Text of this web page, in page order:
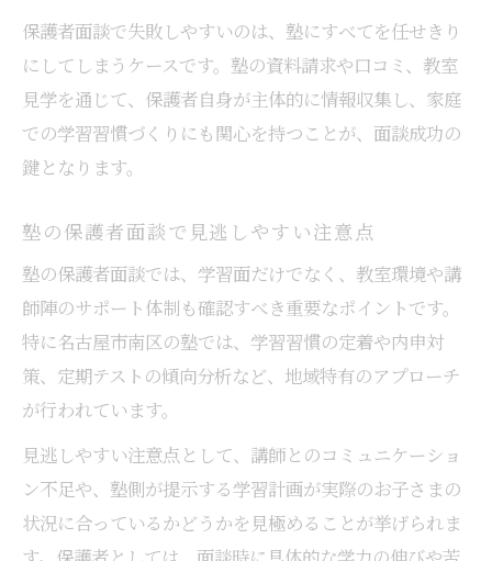
保護者面談で失敗しやすいのは、塾にすべてを任せきり
にしてしまうケースです。塾の資料請求や口コミ、教室
見学を通じて、保護者自身が主体的に情報収集し、家庭
での学習習慣づくりにも関心を持つことが、面談成功の
鍵となります。
塾の保護者面談で見逃しやすい注意点
塾の保護者面談では、学習面だけでなく、教室環境や講
師陣のサポート体制も確認すべき重要なポイントです。
特に名古屋市南区の塾では、学習習慣の定着や内申対
策、定期テストの傾向分析など、地域特有のアプローチ
が行われています。
見逃しやすい注意点として、講師とのコミュニケーショ
ン不足や、塾側が提示する学習計画が実際のお子さまの
状況に合っているかどうかを見極めることが挙げられま